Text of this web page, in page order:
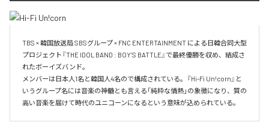
TBS × 韓国放送局 SBSグループ × FNC ENTERTAINMENT による日韓合同大型
プロジェクト『THE IDOL BAND : BOY’S BATTLE』で最終優勝を収め、結成さ
れたボーイズバンド。
メンバーは日本人1名と韓国人4名ので構成されている。『Hi-Fi Un!corn』と
いうグループ名には音楽の神髄とも言える「純粋な情熱」の象徴になり、質の